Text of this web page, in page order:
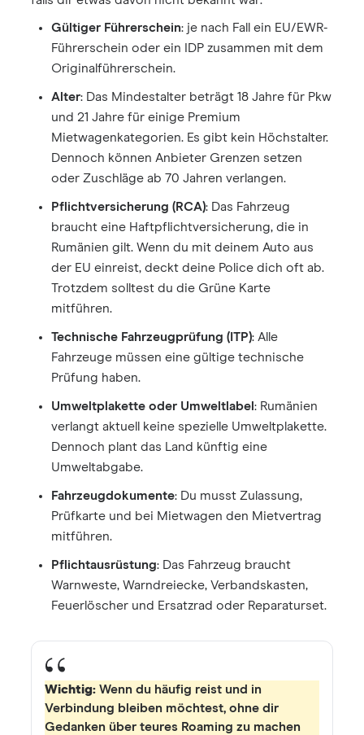
Gültiger Führerschein: je nach Fall ein EU/EWR-
Führerschein oder ein IDP zusammen mit dem
Originalführerschein.
Alter: Das Mindestalter beträgt 18 Jahre für Pkw
und 21 Jahre für einige Premium
Mietwagenkategorien. Es gibt kein Höchstalter.
Dennoch können Anbieter Grenzen setzen
oder Zuschläge ab 70 Jahren verlangen.
Pflichtversicherung (RCA): Das Fahrzeug
braucht eine Haftpflichtversicherung, die in
Rumänien gilt. Wenn du mit deinem Auto aus
der EU einreist, deckt deine Police dich oft ab.
Trotzdem solltest du die Grüne Karte
mitführen.
Technische Fahrzeugprüfung (ITP): Alle
Fahrzeuge müssen eine gültige technische
Prüfung haben.
Umweltplakette oder Umweltlabel: Rumänien
verlangt aktuell keine spezielle Umweltplakette.
Dennoch plant das Land künftig eine
Umweltabgabe.
Fahrzeugdokumente: Du musst Zulassung,
Prüfkarte und bei Mietwagen den Mietvertrag
mitführen.
Pflichtausrüstung: Das Fahrzeug braucht
Warnweste, Warndreiecke, Verbandskasten,
Feuerlöscher und Ersatzrad oder Reparaturset.
Wichtig:Wenn du häufig reist und in
Verbindung bleiben möchtest, ohne dir
Gedanken über teures Roaming zu machen